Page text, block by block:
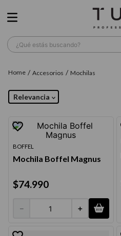
¿Qué estás buscando?
Accesorios Mochilas
Relevancia
BOFFEL
Mochila Boffel Magnus
$74.990
＋
－
TÉRMINOS MÁS BUSCADOS
1. wella
farmavita
4.
5. cepillo
6. gama